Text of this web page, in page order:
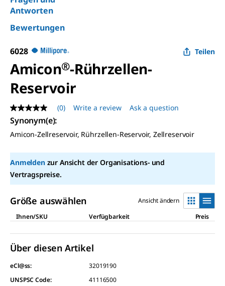
Antworten
Bewertungen
6028 Teilen
Amicon®-Rührzellen-
Reservoir
No
rating
value
Same
link.
(0) Write a review Ask a question
Synonym(e):
Amicon-Zellreservoir, Rührzellen-Reservoir, Zellreservoir
Anmeldenzur Ansicht der Organisations- und
Vertragspreise.
Größe auswählen
Ansicht ändern
Ihnen/SKU
Verfügbarkeit Preis
Über diesen Artikel
eCl@ss:
32019190
UNSPSC Code:
41116500